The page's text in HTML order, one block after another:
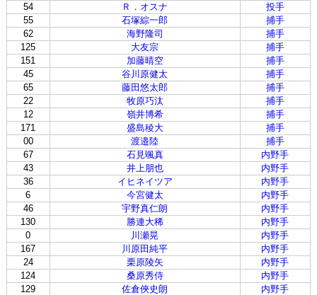
54
Ｒ．オスナ
投手
55
石塚綜一郎
捕手
62
海野隆司
捕手
125
大友宗
捕手
151
加藤晴空
捕手
45
谷川原健太
捕手
65
藤田悠太郎
捕手
22
牧原巧汰
捕手
12
嶺井博希
捕手
171
盛島稜大
捕手
00
渡邉陸
捕手
67
石見颯真
内野手
43
井上朋也
内野手
36
イヒネイツア
内野手
6
今宮健太
内野手
46
宇野真仁朗
内野手
130
勝連大稀
内野手
0
川瀬晃
内野手
167
川原田純平
内野手
24
栗原陵矢
内野手
124
桑原秀侍
内野手
129
佐倉俠史朗
内野手